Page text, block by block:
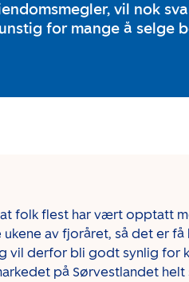
vil nok
for mange å selge
folk flest har vært opptatt
av fjoråret, så det er
vil derfor bli godt synlig for
på Sørvestlandet